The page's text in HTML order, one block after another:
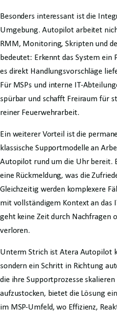
Besonders interessant ist die
Umgebung. Autopilot arbeitet
RMM, Monitoring, Skripten und
bedeutet: Erkennt das System ein
es direkt Handlungsvorschläge
Für MSPs und interne IT-
spürbar und schafft Freiraum für
reiner Feuerwehrarbeit.
Ein weiterer Vorteil ist die
klassische Supportmodelle an
Autopilot rund um die Uhr bereit.
eine Rückmeldung, was die
Gleichzeitig werden komplexere
mit vollständigem Kontext an das
geht keine Zeit durch Nachfragen
verloren.
Unterm Strich ist Atera Autopilot
sondern ein Schritt in Richtung
die ihre Supportprozesse
aufzustocken, bietet die Lösung
im MSP-Umfeld, wo Effizienz,